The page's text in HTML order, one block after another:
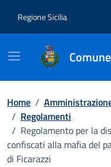
Regione Sicilia
Home /
/ Regolamenti
/ Regolamento per la
confiscati alla mafia del
di Ficarazzi